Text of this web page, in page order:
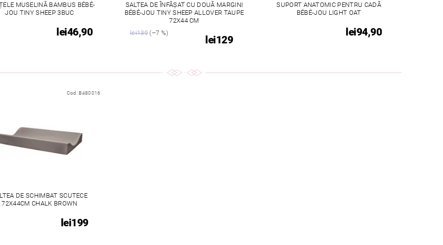
MUSELINĂ BAMBUS BÉBÉ-
JOU TINY SHEEP 3BUC
lei46,90
SALTEA DE ÎNFĂȘAT CU DOUĂ MARGINI
BÉBÉ-JOU TINY SHEEP ALLOVER TAUPE
72X44 CM
lei139 (–7 %)
lei129
SUPORT ANATOMIC PENTRU CADĂ
BÉBÉ-JOU LIGHT OAT
lei94,90
Cod: B480016
DE SCHIMBAT SCUTECE
72X44CM CHALK BROWN
lei199